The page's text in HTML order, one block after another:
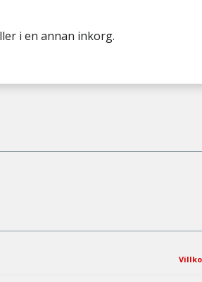
i en annan inkorg.